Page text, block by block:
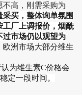
高，刚需采购为
买，整体询单氛围
工厂上调报价，烟酰
过市场仍以观望为
欧洲市场大部分维生
为维生素C价格会
定一段时间 。